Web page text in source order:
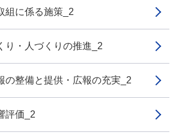
に係る施策_2
・人づくりの推進_2
整備と提供・広報の充実_2
評価_2